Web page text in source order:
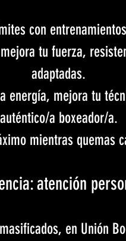
con
tu fuerza,
adaptadas.
energía, mejora tu
auténtico/a boxeador/a.
mientras quemas
atención
en Unión